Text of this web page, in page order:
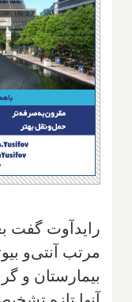
مرتب آنتی‌و
بیمارستان و‌